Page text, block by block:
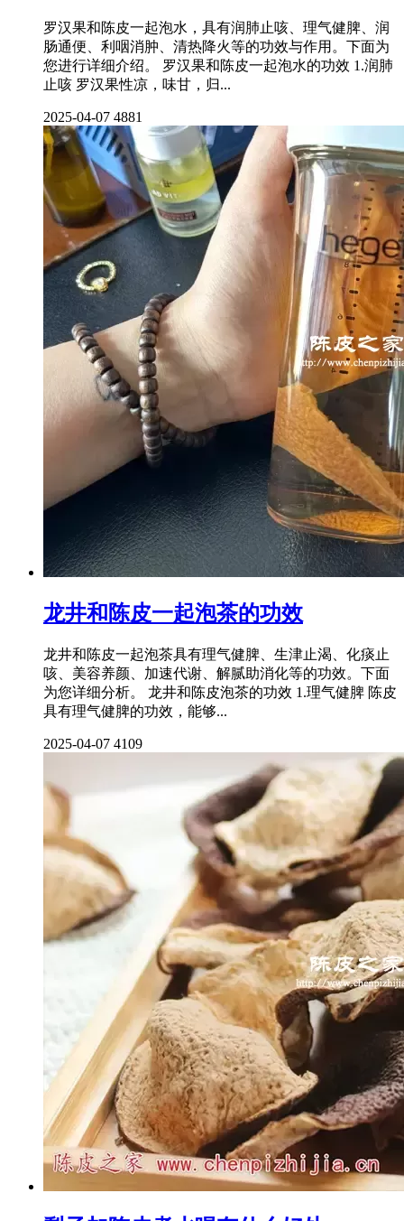
罗汉果和陈皮一起泡水，具有润肺止咳、理气健脾、润
肠通便、利咽消肿、清热降火等的功效与作用。下面为
您进行详细介绍。 罗汉果和陈皮一起泡水的功效 1.润肺
止咳 罗汉果性凉，味甘，归...
2025-04-07 4881
龙井和陈皮一起泡茶的功效
龙井和陈皮一起泡茶具有理气健脾、生津止渴、化痰止
咳、美容养颜、加速代谢、解腻助消化等的功效。下面
为您详细分析。 龙井和陈皮泡茶的功效 1.理气健脾 陈皮
具有理气健脾的功效，能够...
2025-04-07 4109